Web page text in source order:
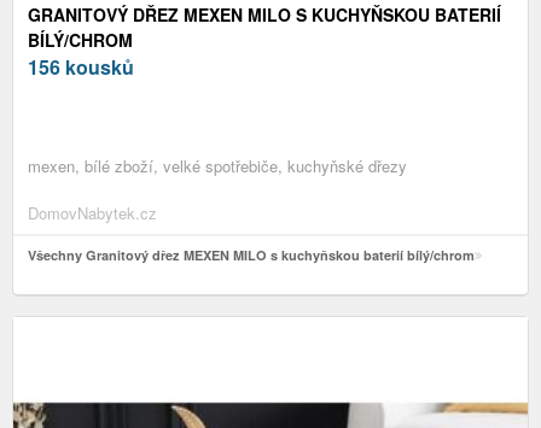
GRANITOVÝ DŘEZ MEXEN MILO S KUCHYŇSKOU BATERIÍ
BÍLÝ/CHROM
156 kousků
mexen, bílé zboží, velké spotřebiče, kuchyňské dřezy
DomovNabytek.cz
Všechny Granitový dřez MEXEN MILO s kuchyňskou baterií bílý/chrom